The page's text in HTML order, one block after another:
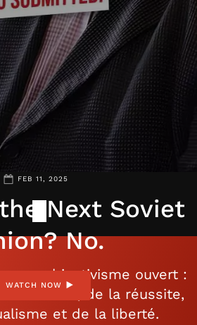
FEB 11, 2025
Next Soviet
No.
WATCH NOW
un objectivisme ouvert :
la raison, de la réussite,
et de la liberté.